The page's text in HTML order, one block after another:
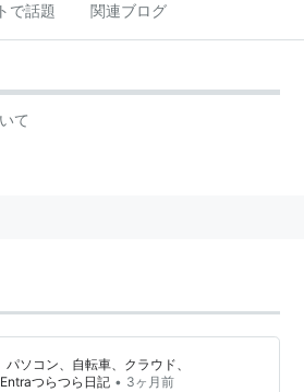
で話題 関連ブログ
て
ソコン、自転車、クラウド、
つらつら日記 • 3ヶ月前